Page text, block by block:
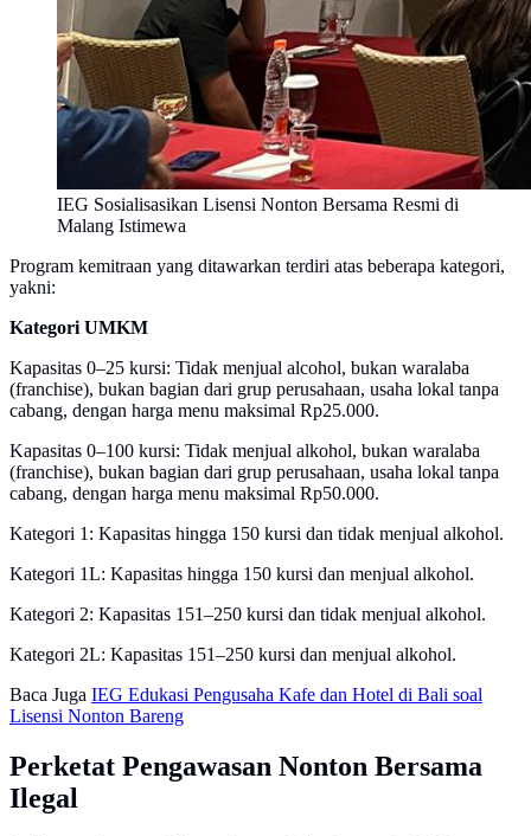
IEG Sosialisasikan Lisensi Nonton Bersama Resmi di
Malang Istimewa
Program kemitraan yang ditawarkan terdiri atas beberapa kategori,
yakni:
Kategori UMKM
Kapasitas 0–25 kursi: Tidak menjual alcohol, bukan waralaba
(franchise), bukan bagian dari grup perusahaan, usaha lokal tanpa
cabang, dengan harga menu maksimal Rp25.000.
Kapasitas 0–100 kursi: Tidak menjual alkohol, bukan waralaba
(franchise), bukan bagian dari grup perusahaan, usaha lokal tanpa
cabang, dengan harga menu maksimal Rp50.000.
Kategori 1: Kapasitas hingga 150 kursi dan tidak menjual alkohol.
Kategori 1L: Kapasitas hingga 150 kursi dan menjual alkohol.
Kategori 2: Kapasitas 151–250 kursi dan tidak menjual alkohol.
Kategori 2L: Kapasitas 151–250 kursi dan menjual alkohol.
Baca Juga IEG Edukasi Pengusaha Kafe dan Hotel di Bali soal
Lisensi Nonton Bareng
Perketat Pengawasan Nonton Bersama
Ilegal